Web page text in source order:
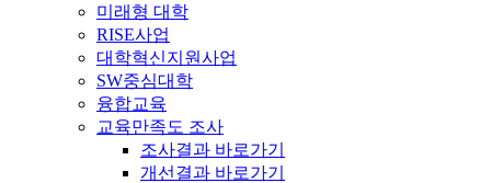
미래형 대학
RISE사업
대학혁신지원사업
SW중심대학
융합교육
교육만족도 조사
조사결과 바로가기
개선결과 바로가기